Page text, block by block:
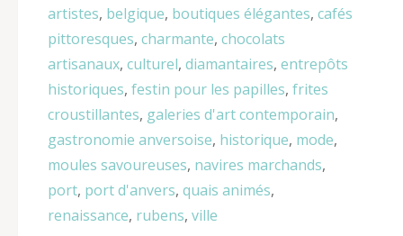
artistes, belgique, boutiques élégantes, cafés
pittoresques, charmante, chocolats
artisanaux, culturel, diamantaires, entrepôts
historiques, festin pour les papilles, frites
croustillantes, galeries d'art contemporain,
gastronomie anversoise, historique, mode,
moules savoureuses, navires marchands,
port, port d'anvers, quais animés,
renaissance, rubens, ville